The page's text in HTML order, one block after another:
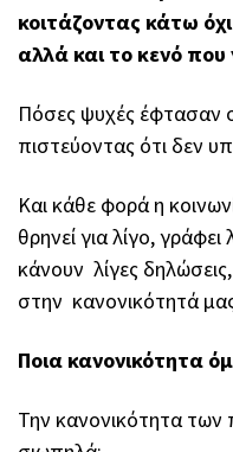
κοιτάζοντας κάτω
αλλά και το κενό
Πόσες ψυχές έφτασαν
πιστεύοντας ότι δεν
Και κάθε φορά η
θρηνεί για λίγο,
κάνουν λίγες
στην κανονικότητά
Ποια κανονικότητα
Την κανονικότητα των